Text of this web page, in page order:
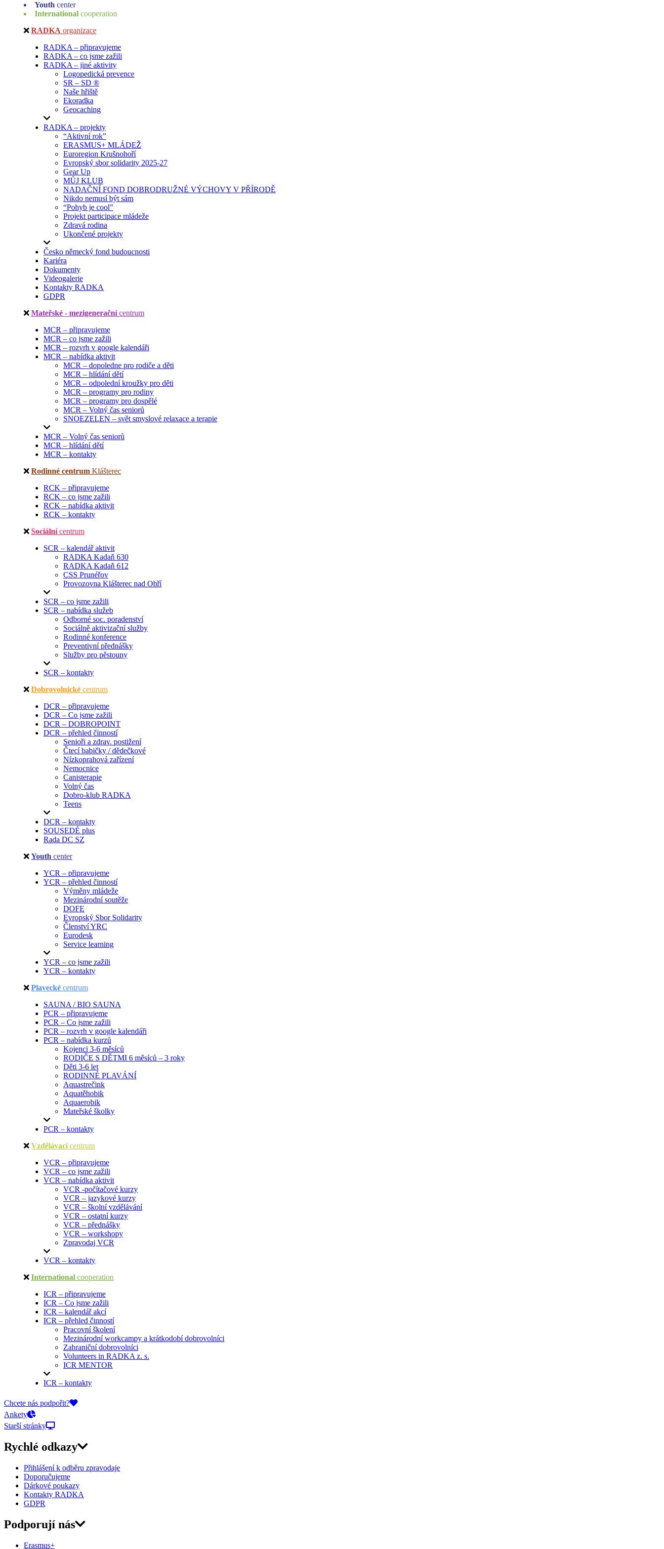
Youth center
International cooperation
RADKA organizace
RADKA – připravujeme
RADKA – co jsme zažili
RADKA – jiné aktivity
Logopedická prevence
SR – SD ®
Naše hřiště
Ekoradka
Geocaching
RADKA – projekty
“Aktivní rok”
ERASMUS+ MLÁDEŽ
Euroregion Krušnohoří
Evropský sbor solidarity 2025-27
Gear Up
MŮJ KLUB
NADAČNÍ FOND DOBRODRUŽNÉ VÝCHOVY V PŘÍRODĚ
Nikdo nemusí být sám
“Pohyb je cool”
Projekt participace mládeže
Zdravá rodina
Ukončené projekty
Česko německý fond budoucnosti
Kariéra
Dokumenty
Videogalerie
Kontakty RADKA
GDPR
Mateřské - mezigenerační centrum
MCR – připravujeme
MCR – co jsme zažili
MCR – rozvrh v google kalendáři
MCR – nabídka aktivit
MCR – dopoledne pro rodiče a děti
MCR – hlídání dětí
MCR – odpolední kroužky pro děti
MCR – programy pro rodiny
MCR – programy pro dospělé
MCR – Volný čas seniorů
SNOEZELEN – svět smyslové relaxace a terapie
MCR – Volný čas seniorů
MCR – hlídání dětí
MCR – kontakty
Rodinné centrum Klášterec
RCK – připravujeme
RCK – co jsme zažili
RCK – nabídka aktivit
RCK – kontakty
Sociální centrum
SCR – kalendář aktivit
RADKA Kadaň 630
RADKA Kadaň 612
CSS Prunéřov
Provozovna Klášterec nad Ohří
SCR – co jsme zažili
SCR – nabídka služeb
Odborné soc. poradenství
Sociálně aktivizační služby
Rodinné konference
Preventivní přednášky
Služby pro pěstouny
SCR – kontakty
Dobrovolnické centrum
DCR – připravujeme
DCR – Co jsme zažili
DCR – DOBROPOINT
DCR – přehled činností
Senioři a zdrav. postižení
Čtecí babičky / dědečkové
Nízkoprahová zařízení
Nemocnice
Canisterapie
Volný čas
Dobro-klub RADKA
Teens
DCR – kontakty
SOUSEDÉ plus
Rada DC SZ
Youth center
YCR – připravujeme
YCR – přehled činností
Výměny mládeže
Mezinárodní soutěže
DOFE
Evropský Sbor Solidarity
Členství YRC
Eurodesk
Service learning
YCR – co jsme zažili
YCR – kontakty
Plavecké centrum
SAUNA / BIO SAUNA
PCR – připravujeme
PCR – Co jsme zažili
PCR – rozvrh v google kalendáři
PCR – nabídka kurzů
Kojenci 3-6 měsíců
RODIČE S DĚTMI 6 měsíců – 3 roky
Děti 3-6 let
RODINNÉ PLAVÁNÍ
Aquastrečink
Aquatěhobik
Aquaerobik
Mateřské školky
PCR – kontakty
Vzdělávací centrum
VCR – připravujeme
VCR – co jsme zažili
VCR – nabídka aktivit
VCR -počítačové kurzy
VCR – jazykové kurzy
VCR – školní vzdělávání
VCR – ostatní kurzy
VCR – přednášky
VCR – workshopy
Zpravodaj VCR
VCR – kontakty
International cooperation
ICR – připravujeme
ICR – Co jsme zažili
ICR – kalendář akcí
ICR – přehled činností
Pracovní školení
Mezinárodní workcampy a krátkodobí dobrovolníci
Zahraniční dobrovolníci
Volunteers in RADKA z. s.
ICR MENTOR
ICR – kontakty
On-line přihlášky
Chcete nás podpořit?
Ankety
Starší stránky
Rychlé odkazy
Přihlášení k odběru zpravodaje
Doporučujeme
Dárkové poukazy
Kontakty RADKA
GDPR
Podporují nás
Erasmus+